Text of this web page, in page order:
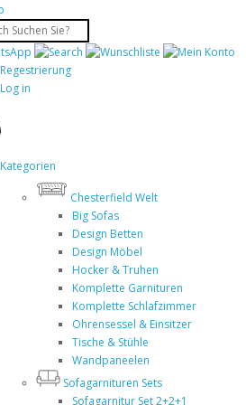
Regestrierung
Log in
Kategorien
Chesterfield Welt
Big Sofas
Design Betten
Design Möbel
Hocker & Truhen
Komplette Garnituren
Komplette Schlafzimmer
Ohrensessel & Einsitzer
Tische & Stühle
Wandpaneelen
Sofagarnituren Sets
Sofagarnitur Set 2+2+1